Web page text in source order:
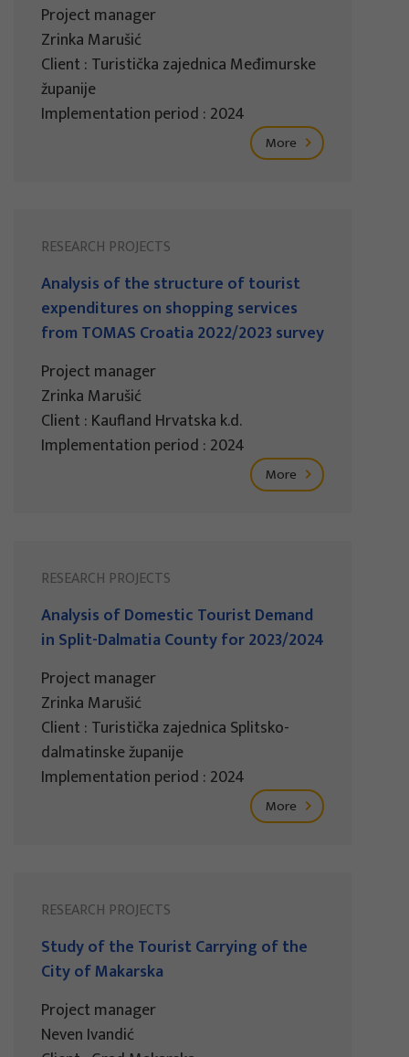
Project manager
Zrinka Marušić
Client : Turistička zajednica Međimurske
županije
Implementation period : 2024
More
RESEARCH PROJECTS
Analysis of the structure of tourist
expenditures on shopping services
from TOMAS Croatia 2022/2023 survey
Project manager
Zrinka Marušić
Client : Kaufland Hrvatska k.d.
Implementation period : 2024
More
RESEARCH PROJECTS
Analysis of Domestic Tourist Demand
in Split-Dalmatia County for 2023/2024
Project manager
Zrinka Marušić
Client : Turistička zajednica Splitsko-
dalmatinske županije
Implementation period : 2024
More
RESEARCH PROJECTS
Study of the Tourist Carrying of the
City of Makarska
Project manager
Neven Ivandić